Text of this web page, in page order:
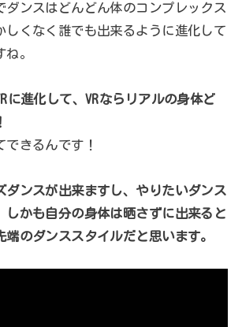
ダンスはどんどん体のコンプレックス
しくなく誰でも出来るように進化して
。
に進化して、VRならリアルの身体ど
できるんです！
ダンスが出来ますし、やりたいダンス
しかも自分の身体は晒さずに出来ると
端のダンススタイルだと思います。